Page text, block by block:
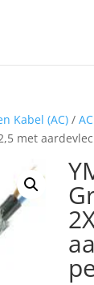
Kabel (AC)/
met